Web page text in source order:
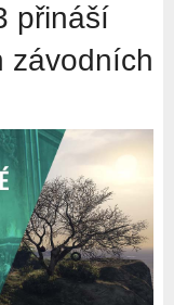
přináší
závodních